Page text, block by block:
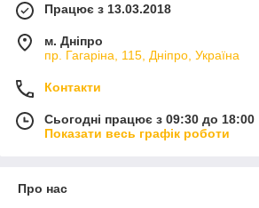
Працює з 13.03.2018
м. Дніпро
пр. Гагаріна, 115, Дніпро, Україна
Контакти
Сьогодні працює з 09:30 до 18:00
Показати весь графік роботи
Про нас